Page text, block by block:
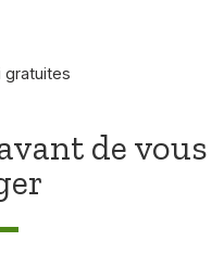
gratuites
de vous